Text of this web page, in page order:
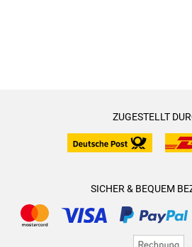
ZUGESTELLT
SICHER & BEQUEM